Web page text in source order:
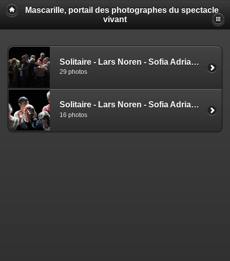
Mascarille, portail des photographes du spectacle
vivant
Solitaire - Lars Noren - Sofia Adrian Jupither (NS)
29 photos
Solitaire - Lars Noren - Sofia Adrian Jupither (EZ)
16 photos